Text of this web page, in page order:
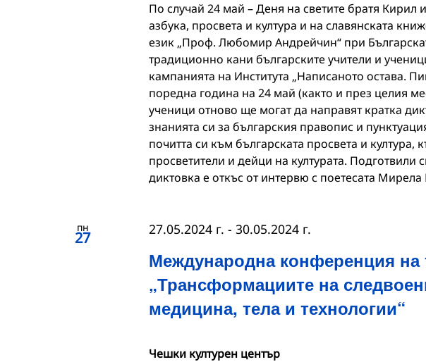
По случай 24 май – Деня на светите братя Кирил
азбука, просвета и култура и на славянската
език „Проф. Любомир Андрейчин“ при
традиционно кани българските учители и
кампанията на Института „Написаното остава.
поредна година на 24 май (както и през целия
ученици отново ще могат да направят кратка
знанията си за българския правопис и
почитта си към българската просвета и култура,
просветители и дейци на културата. Подготвили
диктовка е откъс от интервю с поетесата
пн
27
Международна конференция на
„Трансформациите на
медицина, тела и технологии“
27.05.2024 г. - 30.05.2024 г.
Чешки културен център